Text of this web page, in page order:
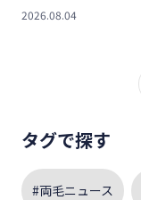
2026.08.04
タグで探す
#両毛ニュース